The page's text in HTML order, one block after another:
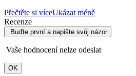
Přečtěte si víceUkázat méně
Recenze
Buďte první a napište svůj názor
Vaše hodnocení nelze odeslat
OK